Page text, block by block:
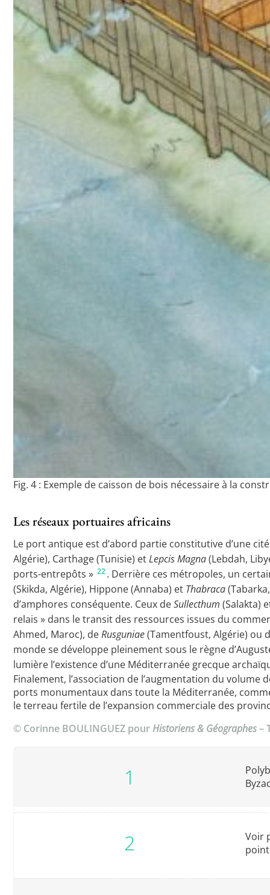
Fig. 4 : Exemple de caisson de bois nécessaire à la
Les réseaux portuaires africains
Le port antique est d’abord partie constitutive d’une
Algérie), Carthage (Tunisie) etLepcis Magna(Lebdah,
ports-entrepôts » 22. Derrière ces métropoles, un
(Skikda, Algérie), Hippone (Annaba) et Thabraca
d’amphores conséquente. Ceux deSullecthum (Salakta)
relais » dans le transit des ressources issues du
Ahmed, Maroc), deRusguniae(Tamentfoust, Algérie) ou
monde se développe pleinement sous le règne
lumière l’existence d’une Méditerranée grecque
Finalement, l’association de l’augmentation du
ports monumentaux dans toute la Méditerranée,
le terreau fertile de l’expansion commerciale des
© Corinne BOULINGUEZ pourHistoriens & Géographes–
Voir